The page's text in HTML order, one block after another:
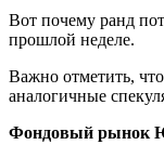
Вот почему ранд
прошлой неделе.
Важно отметить,
аналогичные
Фондовый рынок